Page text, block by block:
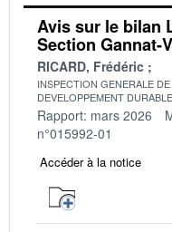
Avis sur le bilan
Section Gannat-
RICARD, Frédéric
INSPECTION GENERALE
DEVELOPPEMENT
Rapport: mars 2026
n°015992-01
Accéder à la notice